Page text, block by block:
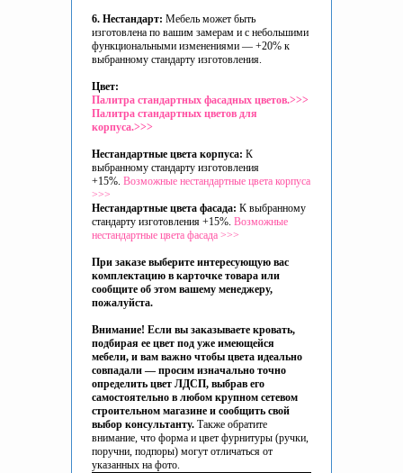
6. Нестандарт: Мебель может быть
изготовлена по вашим замерам и с небольшими
функциональными изменениями — +20% к
выбранному стандарту изготовления.
Цвет:
Палитра стандартных фасадных цветов.>>>
Палитра стандартных цветов для
корпуса.>>>
Нестандартные цвета корпуса: К
выбранному стандарту изготовления
+15%. Возможные нестандартные цвета корпуса
>>>
Нестандартные цвета фасада: К выбранному
стандарту изготовления +15%. Возможные
нестандартные цвета фасада >>>
При заказе выберите интересующую вас
комплектацию в карточке товара или
сообщите об этом вашему менеджеру,
пожалуйста.
Внимание! Если вы заказываете кровать,
подбирая ее цвет под уже имеющейся
мебели, и вам важно чтобы цвета идеально
совпадали — просим изначально точно
определить цвет ЛДСП, выбрав его
самостоятельно в любом крупном сетевом
строительном магазине и сообщить свой
выбор консультанту. Также обратите
внимание, что форма и цвет фурнитуры (ручки,
поручни, подпоры) могут отличаться от
указанных на фото.